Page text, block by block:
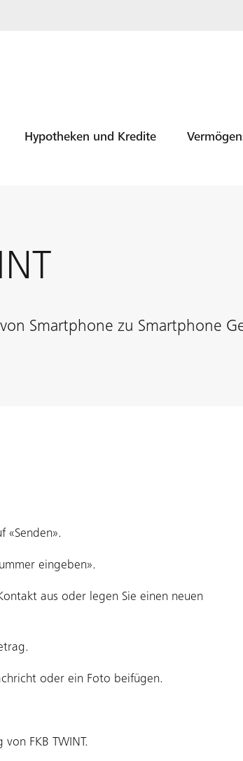
Hypotheken und Kredite
Smartphone zu Smartphone
«Senden».
eingeben».
aus oder legen Sie einen neuen
oder ein Foto beifügen.
FKB TWINT.